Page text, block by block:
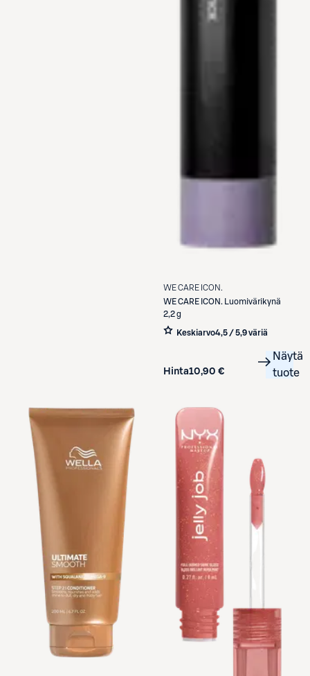
WE CARE ICON.
WE CARE ICON.
Luomivärikynä
2,2 g
Keskiarvo4,5 / 5,9 väriä
Hinta10,90 €
Näytä
tuote